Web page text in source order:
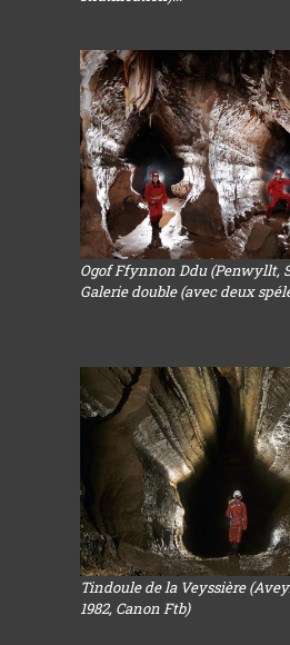
Ogof Ffynnon Ddu (Penwyllt,
Galerie double (avec deux
Tindoule de la Veyssière
1982, Canon Ftb)